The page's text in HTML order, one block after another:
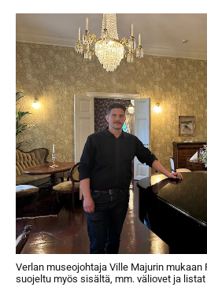
Verlan museojohtaja Ville Majurin mukaan
suojeltu myös sisältä, mm. väliovet ja